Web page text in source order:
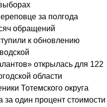
за полгода
обращений
к обновлению
открылась для 122
области
Тотемского округа
один процент стоимости